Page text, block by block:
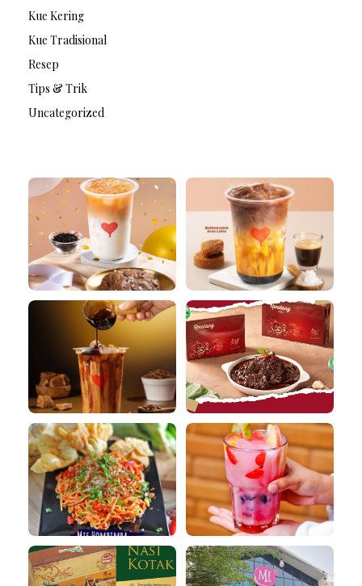
Kue Kering
Kue Tradisional
Resep
Tips & Trik
Uncategorized